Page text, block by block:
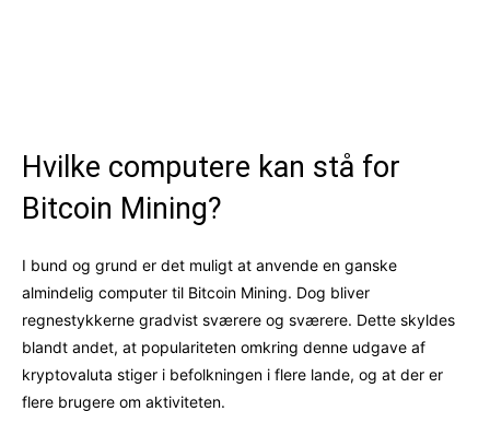
Hvilke computere kan stå for
Bitcoin Mining?
I bund og grund er det muligt at anvende en ganske
almindelig computer til Bitcoin Mining. Dog bliver
regnestykkerne gradvist sværere og sværere. Dette skyldes
blandt andet, at populariteten omkring denne udgave af
kryptovaluta stiger i befolkningen i flere lande, og at der er
flere brugere om aktiviteten.